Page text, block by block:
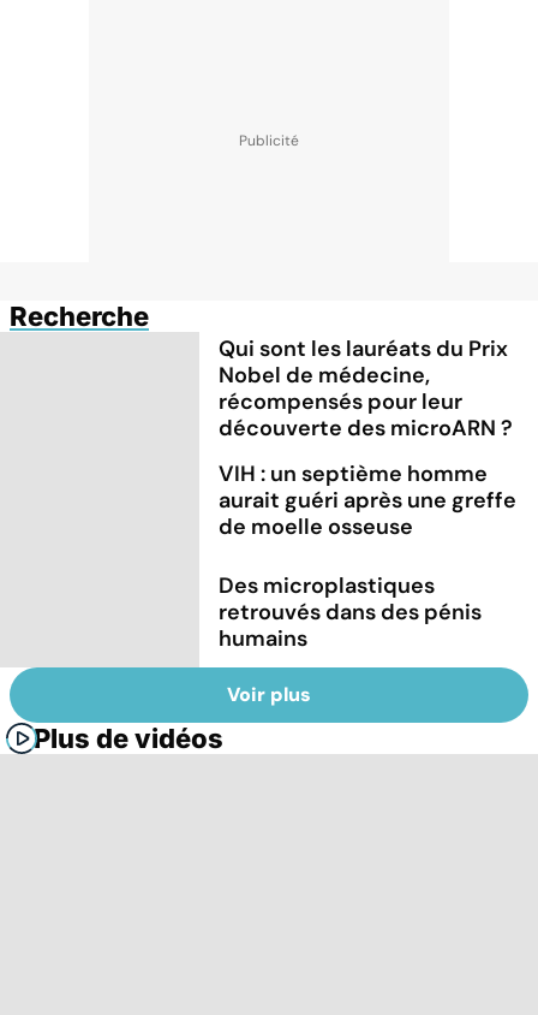
Recherche
Qui sont les lauréats du Prix
Nobel de médecine,
récompensés pour leur
découverte des microARN ?
VIH : un septième homme
aurait guéri après une greffe
de moelle osseuse
Des microplastiques
retrouvés dans des pénis
humains
Voir plus
Plus de vidéos